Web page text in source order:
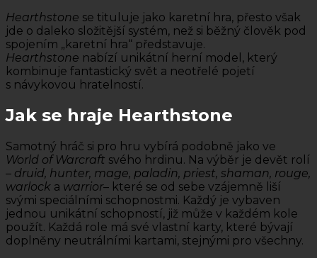
Hearthstone se tituluje jako karetní hra, přesto však
jde o daleko složitější systém, než si běžný člověk pod
spojením „karetní hra“ představuje.
Hearthstone nabízí unikátní herní model, který
kombinuje fantastický svět a neotřelé pojetí
s návykovou hratelností.
Jak se hraje Hearthstone
Samotný hráč si pro hru vybírá podobně jako ve
World of Warcraft svého hrdinu. Na výběr je devět rolí
– druid, hunter, mage, paladin, priest, shaman, rouge,
warlock a warrior– které se od sebe vzájemně liší
svými speciálními schopnostmi. Každý je vybaven
jednou unikátní schopností, již může v každém kole
použít. Každá role má své vlastní karty, které bývají
doplněny neutrálními kartami, stejnými pro všechny.